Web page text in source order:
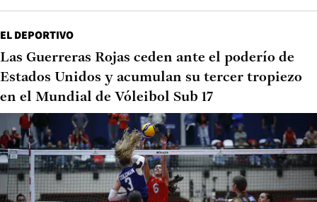
EL DEPORTIVO
Las Guerreras Rojas ceden ante el poderío de
Estados Unidos y acumulan su tercer tropiezo
en el Mundial de Vóleibol Sub 17